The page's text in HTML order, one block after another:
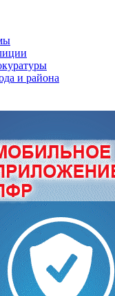
и района